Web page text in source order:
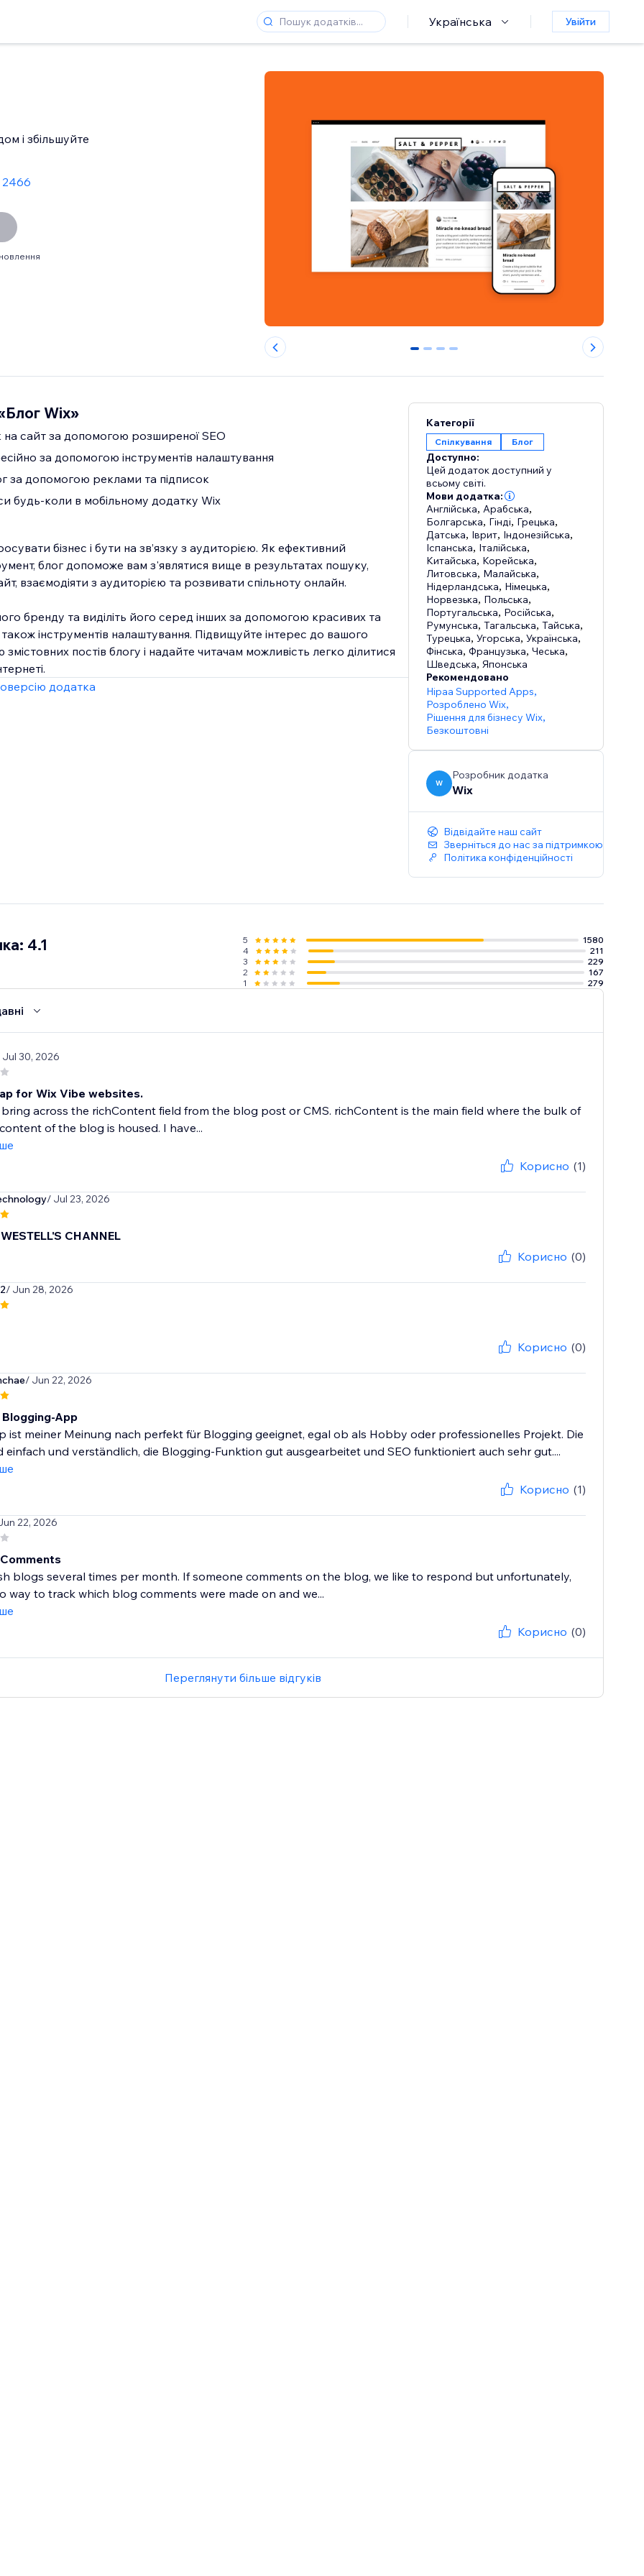
Українська Увійти
і збільшуйте
2466
0 1 2 3
Wix»
на сайт за допомогою розширеної SEO
за допомогою інструментів налаштування
за допомогою реклами та підписок
будь-коли в мобільному додатку Wix
бізнес і бути на зв’язку з аудиторією. Як ефективний
блог допоможе вам з'являтися вище в результатах пошуку,
взаємодіяти з аудиторією та розвивати спільноту онлайн.
бренду та виділіть його серед інших за допомогою красивих та
інструментів налаштування. Підвищуйте інтерес до вашого
постів блогу і надайте читачам можливість легко ділитися
додатка
Категорії
Спілкування Блог
Доступно:
Цей додаток доступний у
всьому світі.
Мови додатка:
Англійська, Арабська,
Болгарська, Гінді, Грецька,
Датська, Іврит, Індонезійська,
Іспанська, Італійська,
Китайська, Корейська,
Литовська, Малайська,
Нідерландська, Німецька,
Норвезька, Польська,
Португальська, Російська,
Румунська,Тагальська,Тайська,
Турецька,Угорська,Українська,
Фінська,Французька,Чеська,
Шведська,Японська
Рекомендовано
Hipaa Supported Apps,
Розроблено Wix,
Рішення для бізнесу Wix,
Безкоштовні
W
Розробник додатка
Wix
Відвідайте наш сайт
Зверніться до нас за підтримкою
Політика конфіденційності
4.1 5
1580
4
211
3
229
2
167
1
279
Jul 30, 2026
for Wix Vibe websites.
across the richContent field from the blog post or CMS. richContent is the main field where the bulk of
of the blog is housed. I have...
Корисно (1)
/ Jul 23, 2026
CHANNEL
Корисно (0)
/ Jun 28, 2026
Корисно (0)
/ Jun 22, 2026
App
ist meiner Meinung nach perfekt für Blogging geeignet, egal ob als Hobby oder professionelles Projekt. Die
einfach und verständlich, die Blogging-Funktion gut ausgearbeitet und SEO funktioniert auch sehr gut....
Корисно (1)
22, 2026
blogs several times per month. If someone comments on the blog, we like to respond but unfortunately,
way to track which blog comments were made on and we...
Корисно (0)
Переглянути більше відгуків